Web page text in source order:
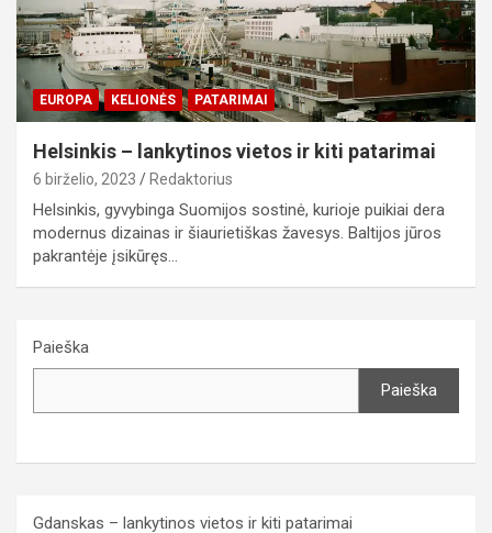
EUROPA KELIONĖS PATARIMAI
Helsinkis – lankytinos vietos ir kiti patarimai
6 birželio, 2023 Redaktorius
Helsinkis, gyvybinga Suomijos sostinė, kurioje puikiai dera
modernus dizainas ir šiaurietiškas žavesys. Baltijos jūros
pakrantėje įsikūręs…
Paieška
Paieška
Gdanskas – lankytinos vietos ir kiti patarimai